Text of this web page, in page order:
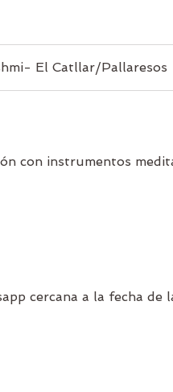
El Catllar/Pallaresos
con instrumentos
cercana a la fecha de